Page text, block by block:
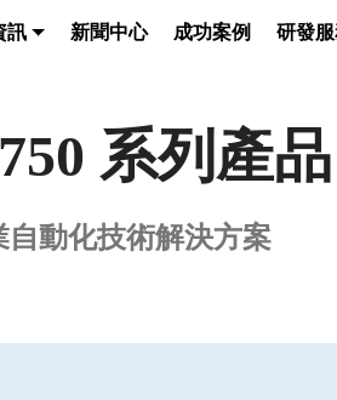
訊 新聞中心 成功案例 研發
系列產品
自動化技術解決方案